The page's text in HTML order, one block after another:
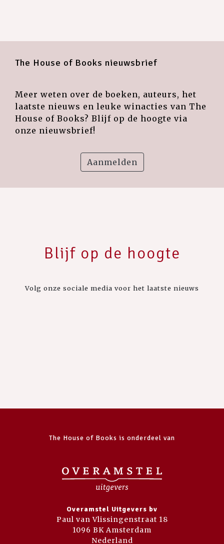
The House of Books nieuwsbrief
Meer weten over de boeken, auteurs, het
laatste nieuws en leuke winacties van The
House of Books? Blijf op de hoogte via
onze nieuwsbrief!
Aanmelden
Blijf op de hoogte
Volg onze sociale media voor het laatste nieuws
The House of Books is onderdeel van
Overamstel Uitgevers bv
Paul van Vlissingenstraat 18
1096 BK Amsterdam
Nederland